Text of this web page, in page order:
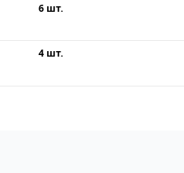
6 шт.
4 шт.